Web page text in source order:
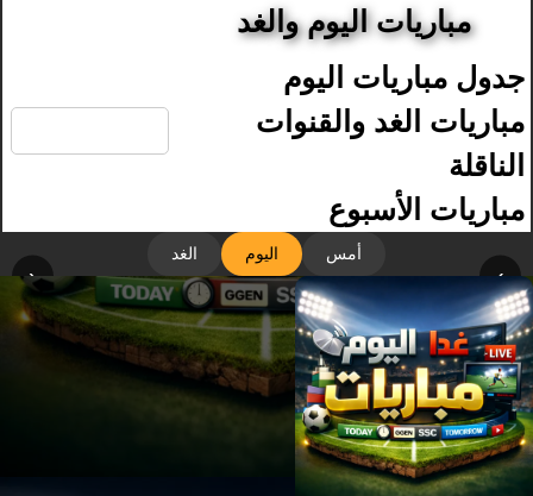
مباريات اليوم والغد
جدول مباريات اليوم
مباريات الغد والقنوات
الناقلة
مباريات الأسبوع
أمس اليوم الغد
‹ ›